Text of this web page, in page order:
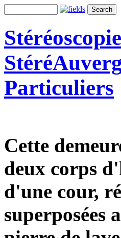
Particuliers
Cette
deux corps
d'une cour,
superposées